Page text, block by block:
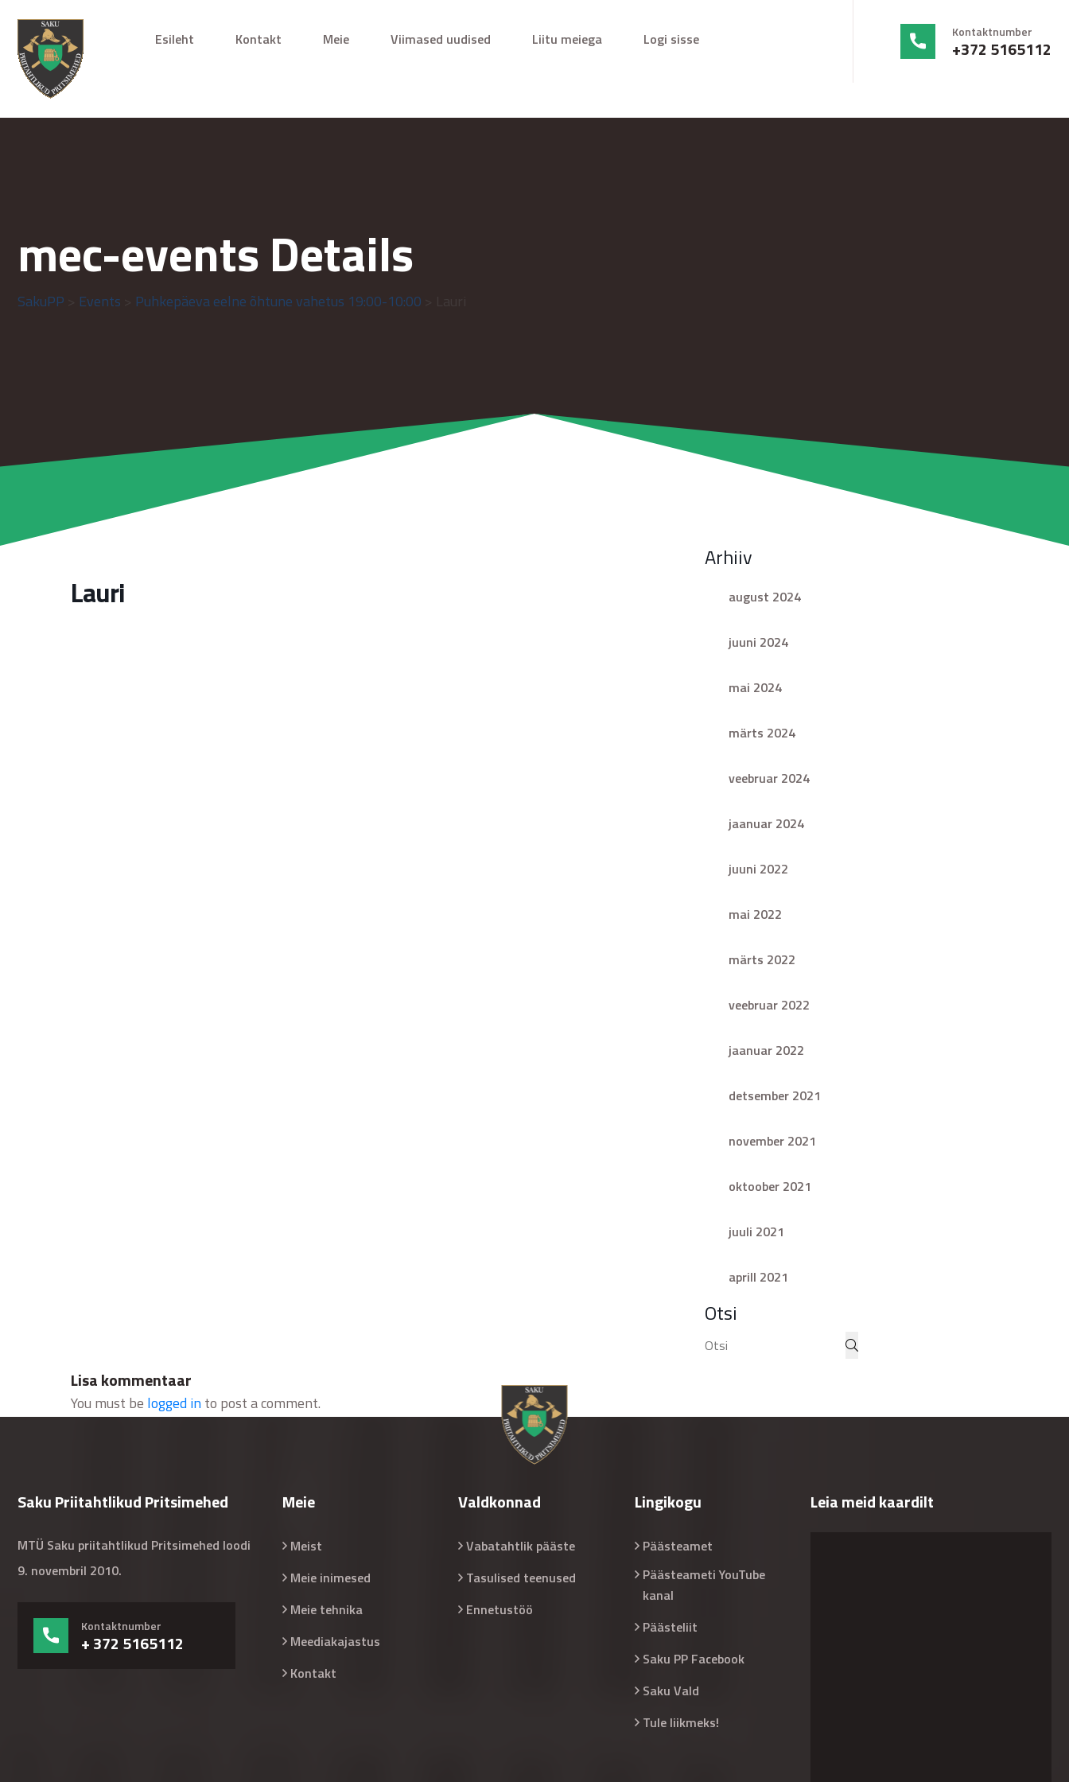
Esileht Kontakt Meie Viimased uudised Liitu meiega Logi sisse Kontaktnumber
+372 5165112
mec-events Details
SakuPP Events Puhkepäeva eelne õhtune vahetus 19:00-10:00
Lauri
Arhiiv
august 2024
juuni 2024
mai 2024
märts 2024
veebruar 2024
jaanuar 2024
juuni 2022
mai 2022
märts 2022
veebruar 2022
jaanuar 2022
detsember 2021
november 2021
oktoober 2021
juuli 2021
aprill 2021
Otsi
Lisa kommentaar
You must be logged into post a comment.
Saku Priitahtlikud Pritsimehed
MTÜ Saku priitahtlikud Pritsimehed loodi
9. novembril 2010.
Kontaktnumber
+ 372 5165112
Meie
Meist
Meie inimesed
Meie tehnika
Meediakajastus
Kontakt
Valdkonnad
Vabatahtlik pääste
Tasulised teenused
Ennetustöö
Lingikogu
Päästeamet
Päästeameti YouTube
kanal
Päästeliit
Saku PP Facebook
Saku Vald
Tule liikmeks!
Leia meid kaardilt